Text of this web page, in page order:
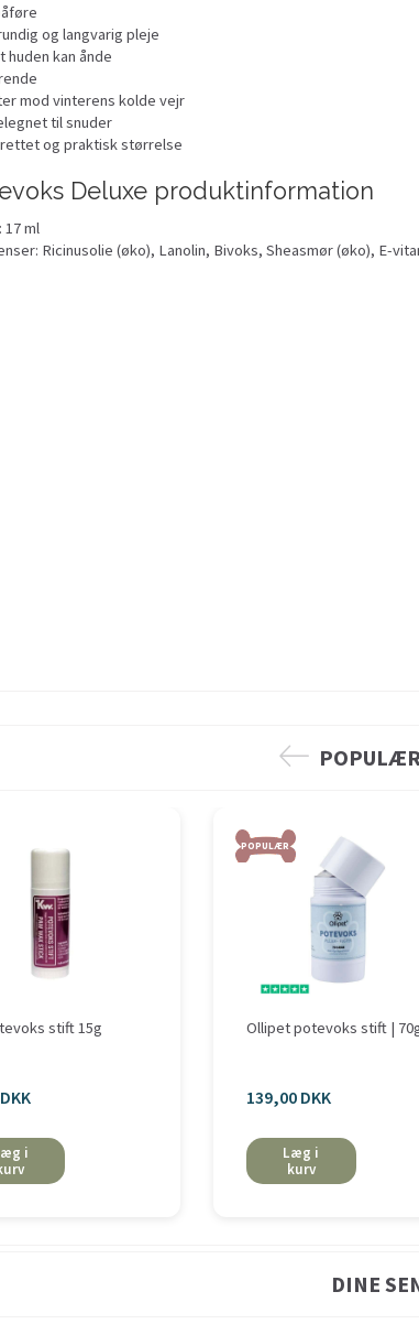
og langvarig pleje
huden kan ånde
mod vinterens kolde vejr
til snuder
og praktisk størrelse
Deluxe produktinformation
17 ml
Ricinusolie (øko), Lanolin, Bivoks, Sheasmør (øko), E-
stift 15g
i
POPULÆR
Ollipet potevoks stift |
139,00 DKK
Læg i
kurv
DINE